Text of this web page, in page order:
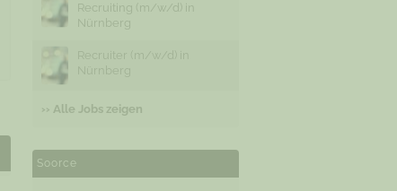
Recruiting (m/w/d) in
Nürnberg
Recruiter (m/w/d) in
Nürnberg
›› Alle Jobs zeigen
Soorce